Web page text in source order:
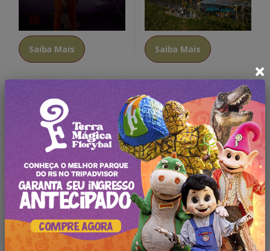
Saiba Mais Saiba Mais
Oferta Exclusiva!
Só é necessário se inscrever em nosso portal
Nome:
E-mail:
×